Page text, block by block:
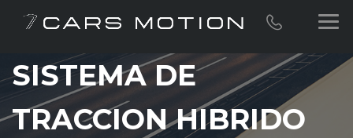
SISTEMA DE
TRACCION HIBRIDO